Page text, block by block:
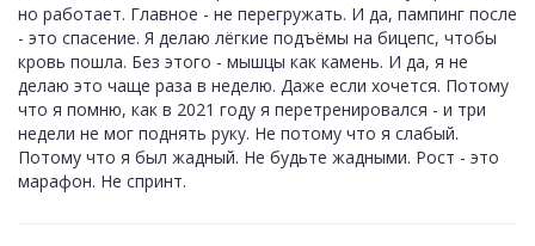
но работает. Главное - не перегружать. И да, пампинг после
- это спасение. Я делаю лёгкие подъёмы на бицепс, чтобы
кровь пошла. Без этого - мышцы как камень. И да, я не
делаю это чаще раза в неделю. Даже если хочется. Потому
что я помню, как в 2021 году я перетренировался - и три
недели не мог поднять руку. Не потому что я слабый.
Потому что я был жадный. Не будьте жадными. Рост - это
марафон. Не спринт.